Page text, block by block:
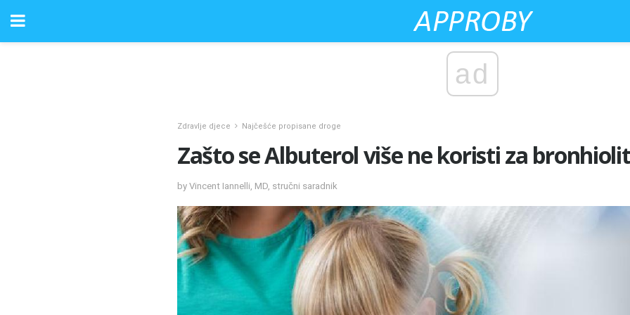
ad
Zdravlje djece Najčešće propisane droge
Zašto se Albuterol više ne koristi za
by Vincent Iannelli, MD, stručni saradnik